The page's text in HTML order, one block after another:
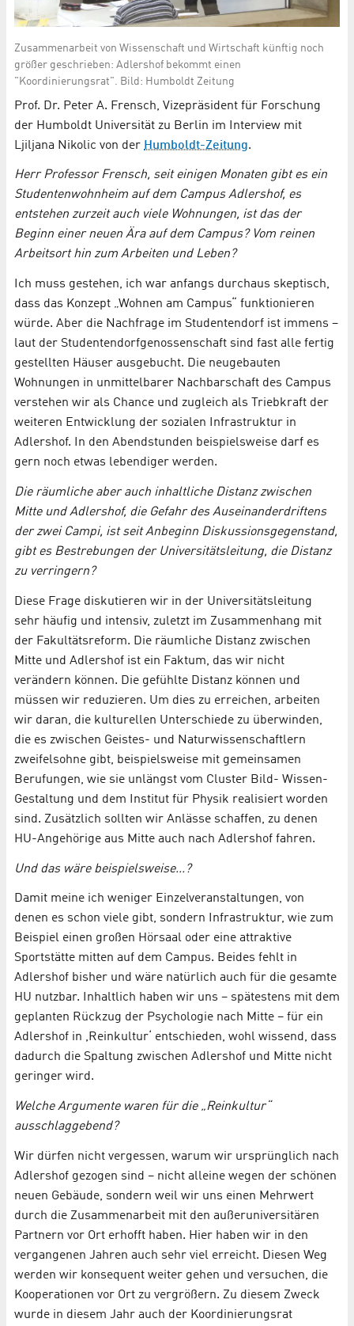
Zusammenarbeit von Wissenschaft und Wirtschaft künftig noch
größer geschrieben: Adlershof bekommt einen
"Koordinierungsrat". Bild: Humboldt Zeitung
Prof. Dr. Peter A. Frensch, Vizepräsident für Forschung
der Humboldt Universität zu Berlin im Interview mit
Ljiljana Nikolic von der Humboldt-Zeitung.
Herr Professor Frensch, seit einigen Monaten gibt es ein
Studentenwohnheim auf dem Campus Adlershof, es
entstehen zurzeit auch viele Wohnungen, ist das der
Beginn einer neuen Ära auf dem Campus? Vom reinen
Arbeitsort hin zum Arbeiten und Leben?
Ich muss gestehen, ich war anfangs durchaus skeptisch,
dass das Konzept „Wohnen am Campus“ funktionieren
würde. Aber die Nachfrage im Studentendorf ist immens –
laut der Studentendorfgenossenschaft sind fast alle fertig
gestellten Häuser ausgebucht. Die neugebauten
Wohnungen in unmittelbarer Nachbarschaft des Campus
verstehen wir als Chance und zugleich als Triebkraft der
weiteren Entwicklung der sozialen Infrastruktur in
Adlershof. In den Abendstunden beispielsweise darf es
gern noch etwas lebendiger werden.
Die räumliche aber auch inhaltliche Distanz zwischen
Mitte und Adlershof, die Gefahr des Auseinanderdriftens
der zwei Campi, ist seit Anbeginn Diskussionsgegenstand,
gibt es Bestrebungen der Universitätsleitung, die Distanz
zu verringern?
Diese Frage diskutieren wir in der Universitätsleitung
sehr häufig und intensiv, zuletzt im Zusammenhang mit
der Fakultätsreform. Die räumliche Distanz zwischen
Mitte und Adlershof ist ein Faktum, das wir nicht
verändern können. Die gefühlte Distanz können und
müssen wir reduzieren. Um dies zu erreichen, arbeiten
wir daran, die kulturellen Unterschiede zu überwinden,
die es zwischen Geistes- und Naturwissenschaftlern
zweifelsohne gibt, beispielsweise mit gemeinsamen
Berufungen, wie sie unlängst vom Cluster Bild- Wissen-
Gestaltung und dem Institut für Physik realisiert worden
sind. Zusätzlich sollten wir Anlässe schaffen, zu denen
HU-Angehörige aus Mitte auch nach Adlershof fahren.
Und das wäre beispielsweise...?
Damit meine ich weniger Einzelveranstaltungen, von
denen es schon viele gibt, sondern Infrastruktur, wie zum
Beispiel einen großen Hörsaal oder eine attraktive
Sportstätte mitten auf dem Campus. Beides fehlt in
Adlershof bisher und wäre natürlich auch für die gesamte
HU nutzbar. Inhaltlich haben wir uns – spätestens mit dem
geplanten Rückzug der Psychologie nach Mitte – für ein
Adlershof in ,Reinkultur‘ entschieden, wohl wissend, dass
dadurch die Spaltung zwischen Adlershof und Mitte nicht
geringer wird.
Welche Argumente waren für die „Reinkultur“
ausschlaggebend?
Wir dürfen nicht vergessen, warum wir ursprünglich nach
Adlershof gezogen sind – nicht alleine wegen der schönen
neuen Gebäude, sondern weil wir uns einen Mehrwert
durch die Zusammenarbeit mit den außeruniversitären
Partnern vor Ort erhofft haben. Hier haben wir in den
vergangenen Jahren auch sehr viel erreicht. Diesen Weg
werden wir konsequent weiter gehen und versuchen, die
Kooperationen vor Ort zu vergrößern. Zu diesem Zweck
wurde in diesem Jahr auch der Koordinierungsrat